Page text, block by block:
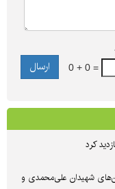
0 + 0 =
شهیدان علی‌محمدی و